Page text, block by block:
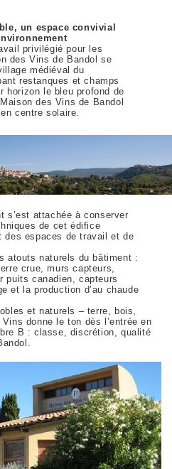
un espace convivial
privilégié pour les
des Vins de Bandol se
médiéval du
restanques et champs
horizon le bleu profond de
des Vins de Bandol
centre solaire.
s’est attachée à conserver
de cet édifice
des espaces de travail et de
atouts naturels du bâtiment :
crue, murs capteurs,
puits canadien, capteurs
et la production d’au chaude
et naturels – terre, bois,
donne le ton dès l’entrée en
B : classe, discrétion, qualité